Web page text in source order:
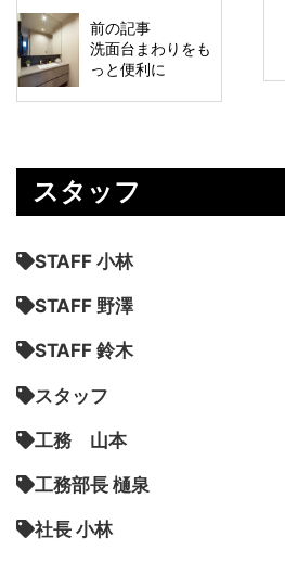
前の記事
洗面台まわりをも
っと便利に
スタッフ
STAFF 小林
STAFF 野澤
STAFF 鈴木
スタッフ
工務 山本
工務部長 樋泉
社長 小林